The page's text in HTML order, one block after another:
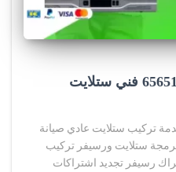
فني ستلايت الجليعة 65651441 فني ستلايت
تركيب ستلايت عادي صيانة
ستلايت ورسيفر تركيب
رسيفر تجديد اشتراكات